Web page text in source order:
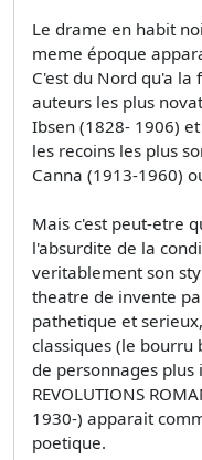
Le drame en habit
meme époque
C'est du Nord qu'a la
auteurs les plus
Ibsen (1828- 1906)
les recoins les plus
Canna (1913-1960)
Mais c'est peut-etre
l'absurdite de la
veritablement son
theatre de invente
pathetique et
classiques (le bourru
de personnages plus
REVOLUTIONS
1930-) apparait
poetique.